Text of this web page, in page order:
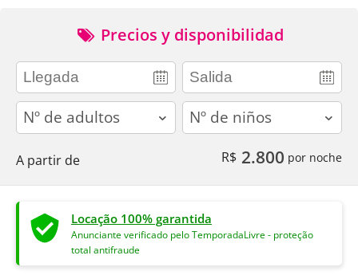
Precios y disponibilidad
adults children
A partir de R$ 2.800 por noche
Locação 100% garantida
Anunciante verificado pelo TemporadaLivre - proteção
total antifraude